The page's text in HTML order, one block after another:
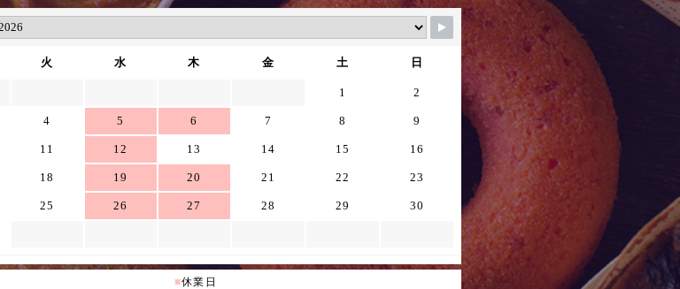
火 水 木 金 土 日
1 2
4 5 6 7 8 9
11 12 13 14 15 16
18 19 20 21 22 23
25 26 27 28 29 30
■休業日